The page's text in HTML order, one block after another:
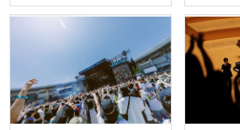
INA…
訊…